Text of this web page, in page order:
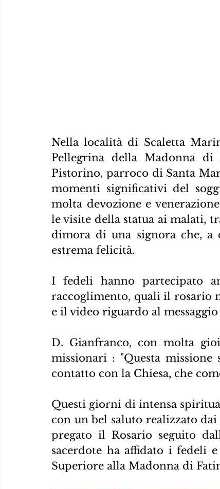
Nella località di Scaletta
Pellegrina della Madonna
Pistorino, parroco di Santa
momenti significativi del
molta devozione e
le visite della statua ai malati,
dimora di una signora che, a
estrema felicità.
I fedeli hanno partecipato
raccoglimento, quali il rosario
e il video riguardo al
D. Gianfranco, con molta
missionari : "Questa
contatto con la Chiesa, che
Questi giorni di intensa
con un bel saluto realizzato
pregato il Rosario seguito
sacerdote ha affidato i fedeli
Superiore alla Madonna di